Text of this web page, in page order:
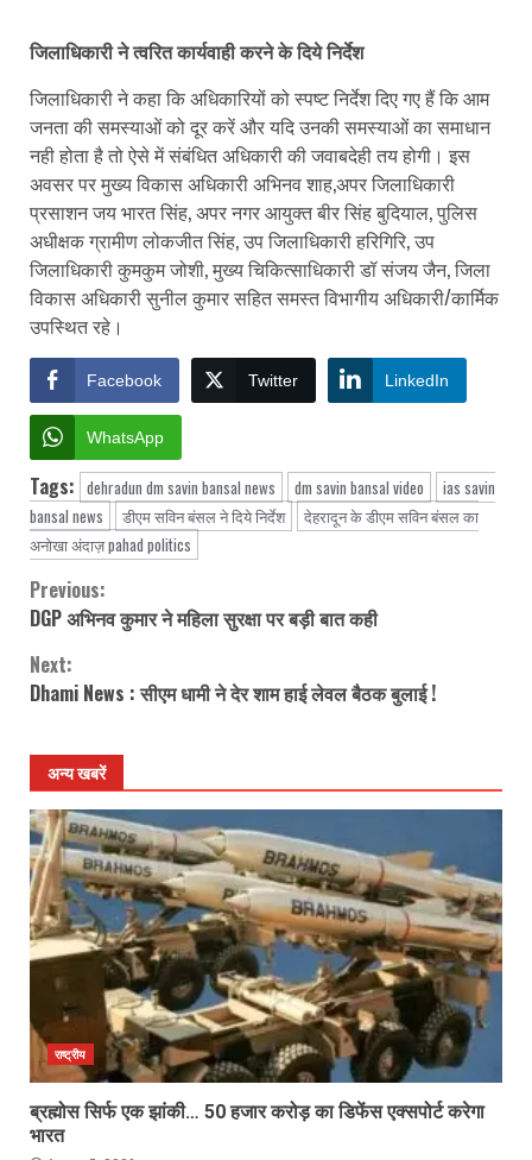
जिलाधिकारी ने त्वरित कार्यवाही करने के दिये निर्देश
जिलाधिकारी ने कहा कि अधिकारियों को स्पष्ट निर्देश दिए गए हैं कि आम
जनता की समस्याओं को दूर करें और यदि उनकी समस्याओं का समाधान
नही होता है तो ऐसे में संबंधित अधिकारी की जवाबदेही तय होगी। इस
अवसर पर मुख्य विकास अधिकारी अभिनव शाह,अपर जिलाधिकारी
प्रसाशन जय भारत सिंह, अपर नगर आयुक्त बीर सिंह बुदियाल, पुलिस
अधीक्षक ग्रामीण लोकजीत सिंह, उप जिलाधिकारी हरिगिरि, उप
जिलाधिकारी कुमकुम जोशी, मुख्य चिकित्साधिकारी डॉ संजय जैन, जिला
विकास अधिकारी सुनील कुमार सहित समस्त विभागीय अधिकारी/कार्मिक
उपस्थित रहे।
Facebook Twitter LinkedIn
WhatsApp
Tags: dehradun dm savin bansal news dm savin bansal video
ias savin
bansal news
डीएम सविन बंसल ने दिये निर्देश
देहरादून के डीएम सविन बंसल का
अनोखा अंदाज़ pahad politics
Continue
Reading
Previous:
DGP अभिनव कुमार ने महिला सुरक्षा पर बड़ी बात कही
Next:
Dhami News : सीएम धामी ने देर शाम हाई लेवल बैठक बुलाई !
अन्य खबरें
राष्ट्रीय
ब्रह्मोस सिर्फ एक झांकी… 50 हजार करोड़ का डिफेंस एक्सपोर्ट करेगा
भारत